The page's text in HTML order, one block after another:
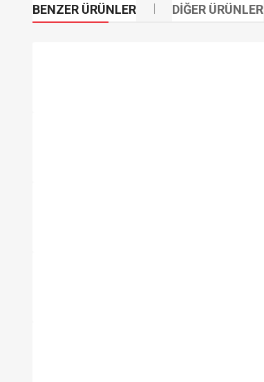
BENZER ÜRÜNLER DIĞER ÜRÜNLER